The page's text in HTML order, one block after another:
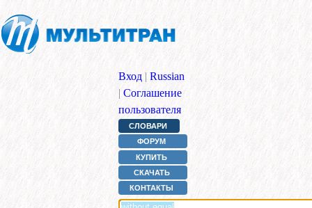
Вход | Russian
| Соглашение
пользователя
СЛОВАРИ
ФОРУМ
КУПИТЬ
СКАЧАТЬ
КОНТАКТЫ